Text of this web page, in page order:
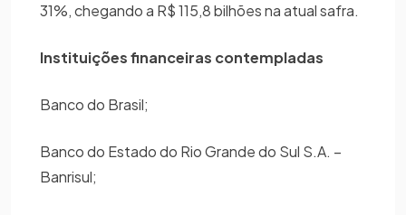
31%, chegando a R$ 115,8 bilhões na atual safra.
Instituições financeiras contempladas
Banco do Brasil;
Banco do Estado do Rio Grande do Sul S.A. –
Banrisul;